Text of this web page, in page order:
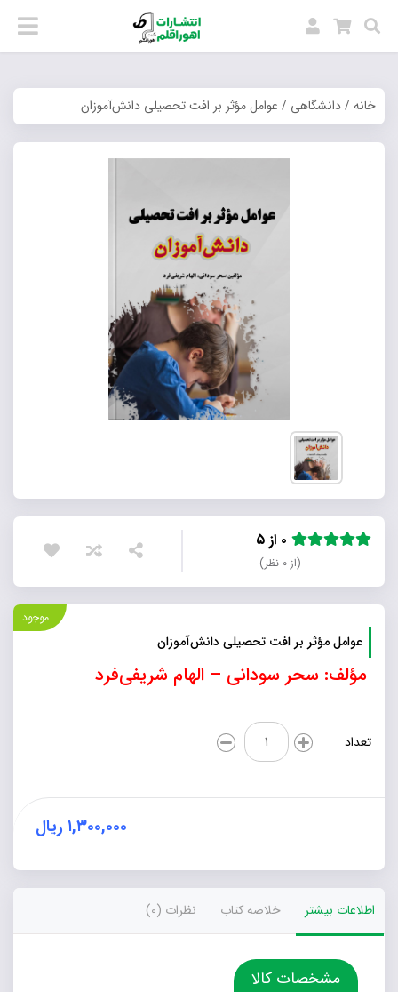
خانه/دانشگاهی / عوامل مؤثر بر افت تحصیلی دانش‌آموزان
(از ۰ نظر)
موجود
عوامل مؤثر بر افت تحصیلی دانش‌آموزان
مؤلف: سحر سودانی – الهام شریفی­‌فرد
تعداد
عوامل
مؤثر
تحصیلی
۱,۳۰۰,۰۰۰ ریال
اطلاعات بیشتر خلاصه کتاب نظرات (0)
مشخصات کالا